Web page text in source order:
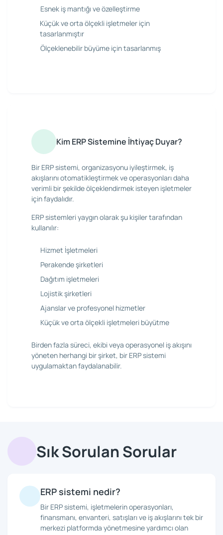
Esnek iş mantığı ve özelleştirme
Küçük ve orta ölçekli işletmeler için
tasarlanmıştır
Ölçeklenebilir büyüme için tasarlanmış
Kim ERP Sistemine İhtiyaç Duyar?
Bir ERP sistemi, organizasyonu iyileştirmek, iş
akışlarını otomatikleştirmek ve operasyonları daha
verimli bir şekilde ölçeklendirmek isteyen işletmeler
için faydalıdır.
ERP sistemleri yaygın olarak şu kişiler tarafından
kullanılır:
Hizmet İşletmeleri
Perakende şirketleri
Dağıtım işletmeleri
Lojistik şirketleri
Ajanslar ve profesyonel hizmetler
Küçük ve orta ölçekli işletmeleri büyütme
Birden fazla süreci, ekibi veya operasyonel iş akışını
yöneten herhangi bir şirket, bir ERP sistemi
uygulamaktan faydalanabilir.
Sık Sorulan Sorular
ERP sistemi nedir?
Bir ERP sistemi, işletmelerin operasyonları,
finansmanı, envanteri, satışları ve iş akışlarını tek bir
merkezi platformda yönetmesine yardımcı olan